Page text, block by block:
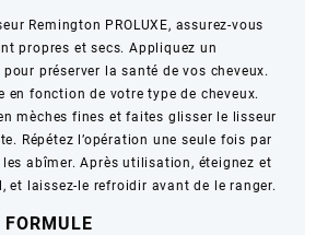
Remington PROLUXE, assurez-vous
propres et secs. Appliquez un
préserver la santé de vos cheveux.
en fonction de votre type de cheveux.
mèches fines et faites glisser le lisseur
Répétez l’opération une seule fois par
abîmer. Après utilisation, éteignez et
et laissez-le refroidir avant de le ranger.